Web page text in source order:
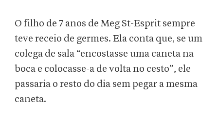
O filho de 7 anos de Meg St-Esprit sempre
teve receio de germes. Ela conta que, se um
colega de sala “encostasse uma caneta na
boca e colocasse-a de volta no cesto”, ele
passaria o resto do dia sem pegar a mesma
caneta.